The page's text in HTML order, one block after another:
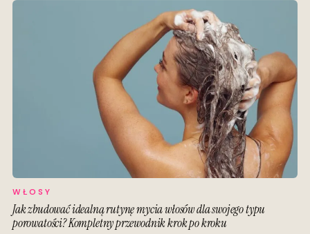
WŁOSY
Jak zbudować idealną rutynę mycia włosów dla swojego typu
porowatości? Kompletny przewodnik krok po kroku